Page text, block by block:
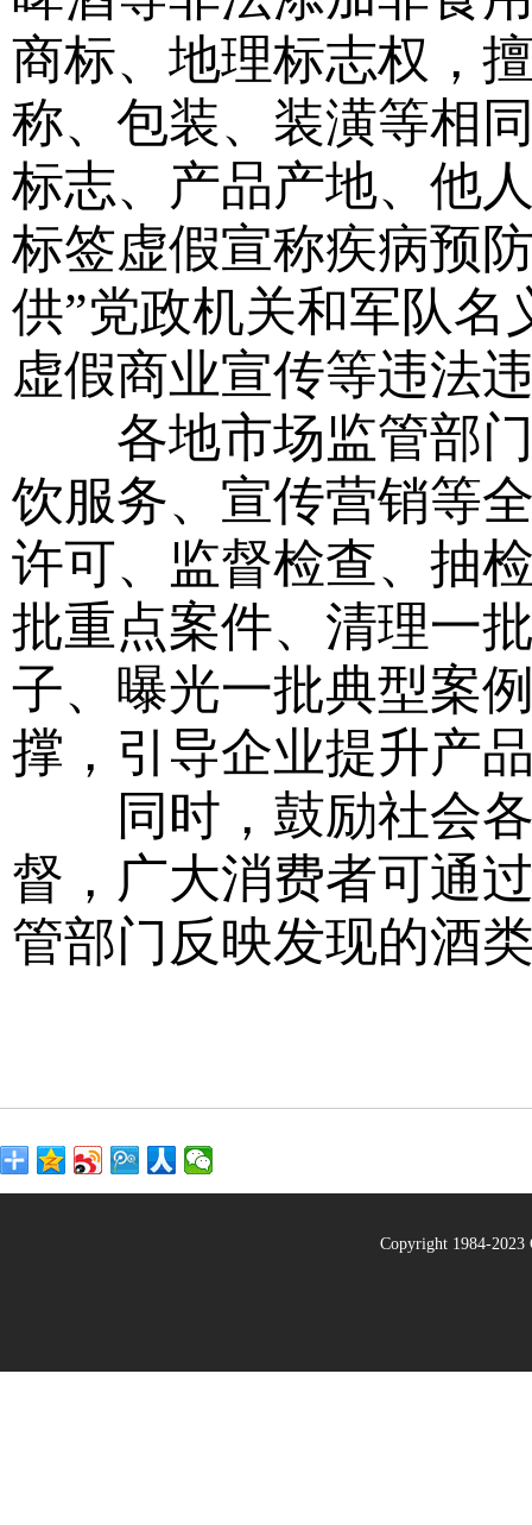
商标、地理标志权，
称、包装、装潢等相
标志、产品产地、他
标签虚假宣称疾病预
供”党政机关和军队名
虚假商业宣传等违法
各地市场监管部门
饮服务、宣传营销等
许可、监督检查、抽
批重点案件、清理一
子、曝光一批典型案
撑，引导企业提升产
同时，鼓励社会各
督，广大消费者可通
管部门反映发现的酒
Copyright 1984-